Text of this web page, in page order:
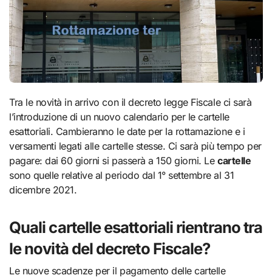
Tra le novità in arrivo con il decreto legge Fiscale ci sarà
l’introduzione di un nuovo calendario per le cartelle
esattoriali. Cambieranno le date per la rottamazione e i
versamenti legati alle cartelle stesse. Ci sarà più tempo per
pagare: dai 60 giorni si passerà a 150 giorni. Le cartelle
sono quelle relative al periodo dal 1° settembre al 31
dicembre 2021.
Quali cartelle esattoriali rientrano tra
le novità del decreto Fiscale?
Le nuove scadenze per il pagamento delle cartelle